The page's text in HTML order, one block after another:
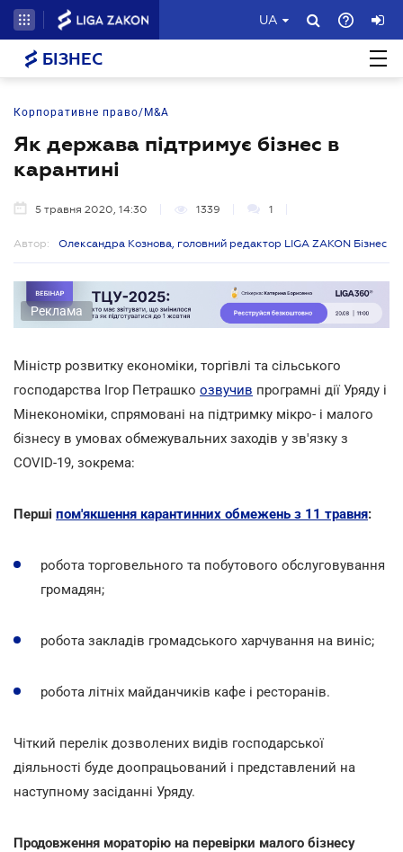
UA
БІЗНЕС
Корпоративне право/M&A
Як держава підтримує бізнес в
карантині
5 травня 2020, 14:30 1339 1
Автор: Олександра Кознова, головний редактор LIGA ZAKON Бізнес
Реклама
Міністр розвитку економіки, торгівлі та сільського
господарства Ігор Петрашко озвучив програмні дії Уряду і
Мінекономіки, спрямовані на підтримку мікро- і малого
бізнесу в умовах обмежувальних заходів у зв'язку з
COVID-19, зокрема:
Перші пом'якшення карантинних обмежень з 11 травня:
робота торговельного та побутового обслуговування
громадян;
робота закладів громадського харчування на виніс;
робота літніх майданчиків кафе і ресторанів.
Чіткий перелік дозволених видів господарської
діяльності буде доопрацьований і представлений на
наступному засіданні Уряду.
Продовження мораторію на перевірки малого бізнесу